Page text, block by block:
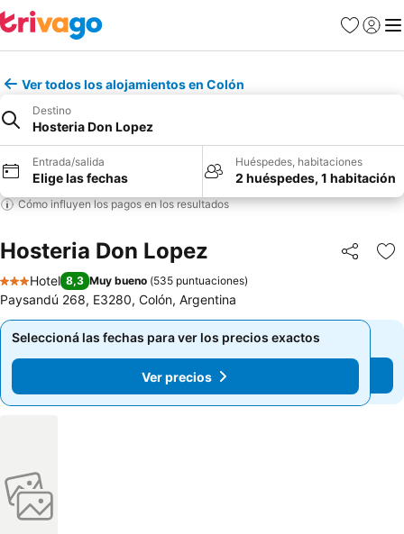
Favoritos
Iniciar
Ver todos los alojamientos en Colón
Destino
Hosteria Don Lopez
Entrada/salida
Elige las fechas
Huéspedes, habitaciones
2 huéspedes, 1 habitación
Cómo influyen los pagos en los resultados
Hosteria Don Lopez Compartir
3 Estrellas
Hotel 8,3 Muy bueno (535 puntuaciones)
Paysandú 268, E3280, Colón, Argentina
Seleccioná las fechas para ver los precios exactos
Ver precios
Seleccioná las fechas para ver los precios exactos
Ver precios